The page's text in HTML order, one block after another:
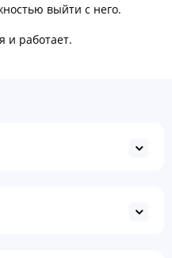
выйти с него.
и работает.